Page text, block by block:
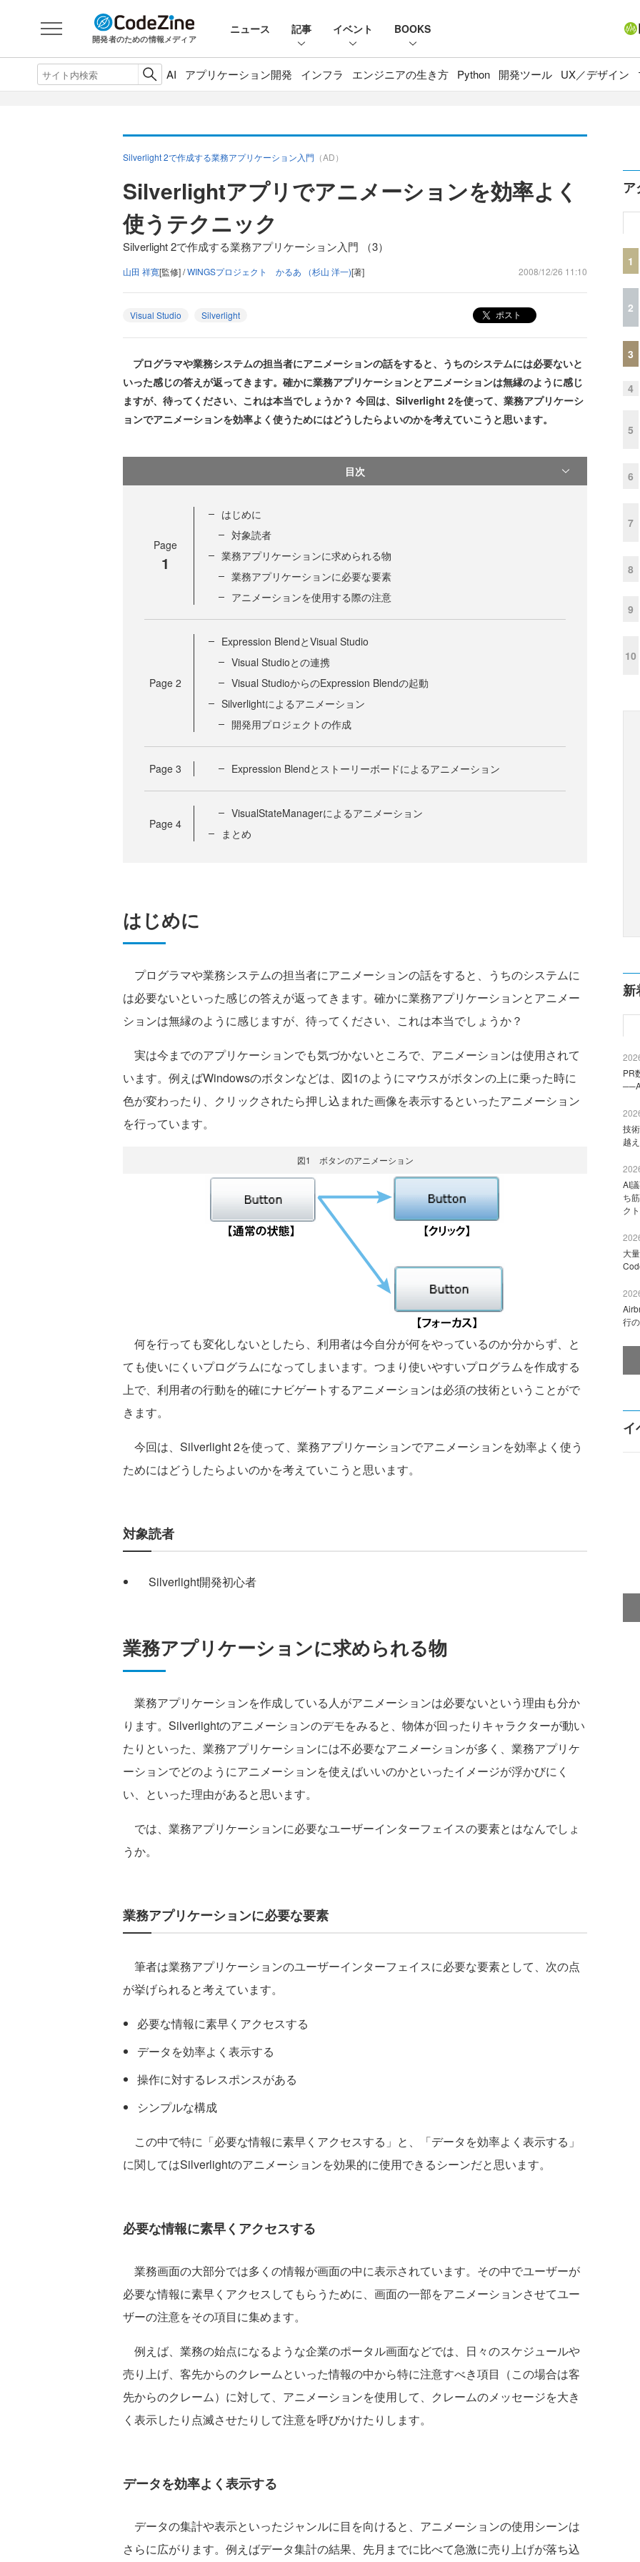
開発者のための情報メディア
ニュース 記事 イベント BOOKS
AI アプリケーション開発 インフラ エンジニアの生き方 Python 開発ツール UX／デザイン
Silverlight 2で作成する業務アプリケーション入門 （AD）
Silverlightアプリでアニメーションを効率よく
使うテクニック
Silverlight 2で作成する業務アプリケーション入門 （3）
山田 祥寛[監修] /WINGSプロジェクト かるあ （杉山 洋一)[著] 2008/12/26 11:10
Visual Studio Silverlight ポスト
プログラマや業務システムの担当者にアニメーションの話をすると、うちのシステムには必要ないと
いった感じの答えが返ってきます。確かに業務アプリケーションとアニメーションは無縁のように感じ
ますが、待ってください、これは本当でしょうか？ 今回は、Silverlight 2を使って、業務アプリケーシ
ョンでアニメーションを効率よく使うためにはどうしたらよいのかを考えていこうと思います。
目次
Page
1
はじめに
対象読者
業務アプリケーションに求められる物
業務アプリケーションに必要な要素
アニメーションを使用する際の注意
Page 2
Expression BlendとVisual Studio
Visual Studioとの連携
Visual StudioからのExpression Blendの起動
Silverlightによるアニメーション
開発用プロジェクトの作成
Page 3 Expression Blendとストーリーボードによるアニメーション
Page 4
VisualStateManagerによるアニメーション
まとめ
はじめに
プログラマや業務システムの担当者にアニメーションの話をすると、うちのシステムに
は必要ないといった感じの答えが返ってきます。確かに業務アプリケーションとアニメー
ションは無縁のように感じますが、待ってください、これは本当でしょうか？
実は今までのアプリケーションでも気づかないところで、アニメーションは使用されて
います。例えばWindowsのボタンなどは、図1のようにマウスがボタンの上に乗った時に
色が変わったり、クリックされたら押し込まれた画像を表示するといったアニメーション
を行っています。
図1 ボタンのアニメーション
何を行っても変化しないとしたら、利用者は今自分が何をやっているのか分からず、と
ても使いにくいプログラムになってしまいます。つまり使いやすいプログラムを作成する
上で、利用者の行動を的確にナビゲートするアニメーションは必須の技術ということがで
きます。
今回は、Silverlight 2を使って、業務アプリケーションでアニメーションを効率よく使う
ためにはどうしたらよいのかを考えていこうと思います。
対象読者
Silverlight開発初心者
業務アプリケーションに求められる物
業務アプリケーションを作成している人がアニメーションは必要ないという理由も分か
ります。Silverlightのアニメーションのデモをみると、物体が回ったりキャラクターが動い
たりといった、業務アプリケーションには不必要なアニメーションが多く、業務アプリケ
ーションでどのようにアニメーションを使えばいいのかといったイメージが浮かびにく
い、といった理由があると思います。
では、業務アプリケーションに必要なユーザーインターフェイスの要素とはなんでしょ
うか。
業務アプリケーションに必要な要素
筆者は業務アプリケーションのユーザーインターフェイスに必要な要素として、次の点
が挙げられると考えています。
必要な情報に素早くアクセスする
データを効率よく表示する
操作に対するレスポンスがある
シンプルな構成
この中で特に「必要な情報に素早くアクセスする」と、「データを効率よく表示する」
に関してはSilverlightのアニメーションを効果的に使用できるシーンだと思います。
必要な情報に素早くアクセスする
業務画面の大部分では多くの情報が画面の中に表示されています。その中でユーザーが
必要な情報に素早くアクセスしてもらうために、画面の一部をアニメーションさせてユー
ザーの注意をその項目に集めます。
例えば、業務の始点になるような企業のポータル画面などでは、日々のスケジュールや
売り上げ、客先からのクレームといった情報の中から特に注意すべき項目（この場合は客
先からのクレーム）に対して、アニメーションを使用して、クレームのメッセージを大き
く表示したり点滅させたりして注意を呼びかけたりします。
データを効率よく表示する
データの集計や表示といったジャンルに目を向けると、アニメーションの使用シーンは
さらに広がります。例えばデータ集計の結果、先月までに比べて急激に売り上げが落ち込
ア
1
2
3
4
5
6
7
8
9
10
新
PR
技
越
AI
ち
ク
大
行
イ